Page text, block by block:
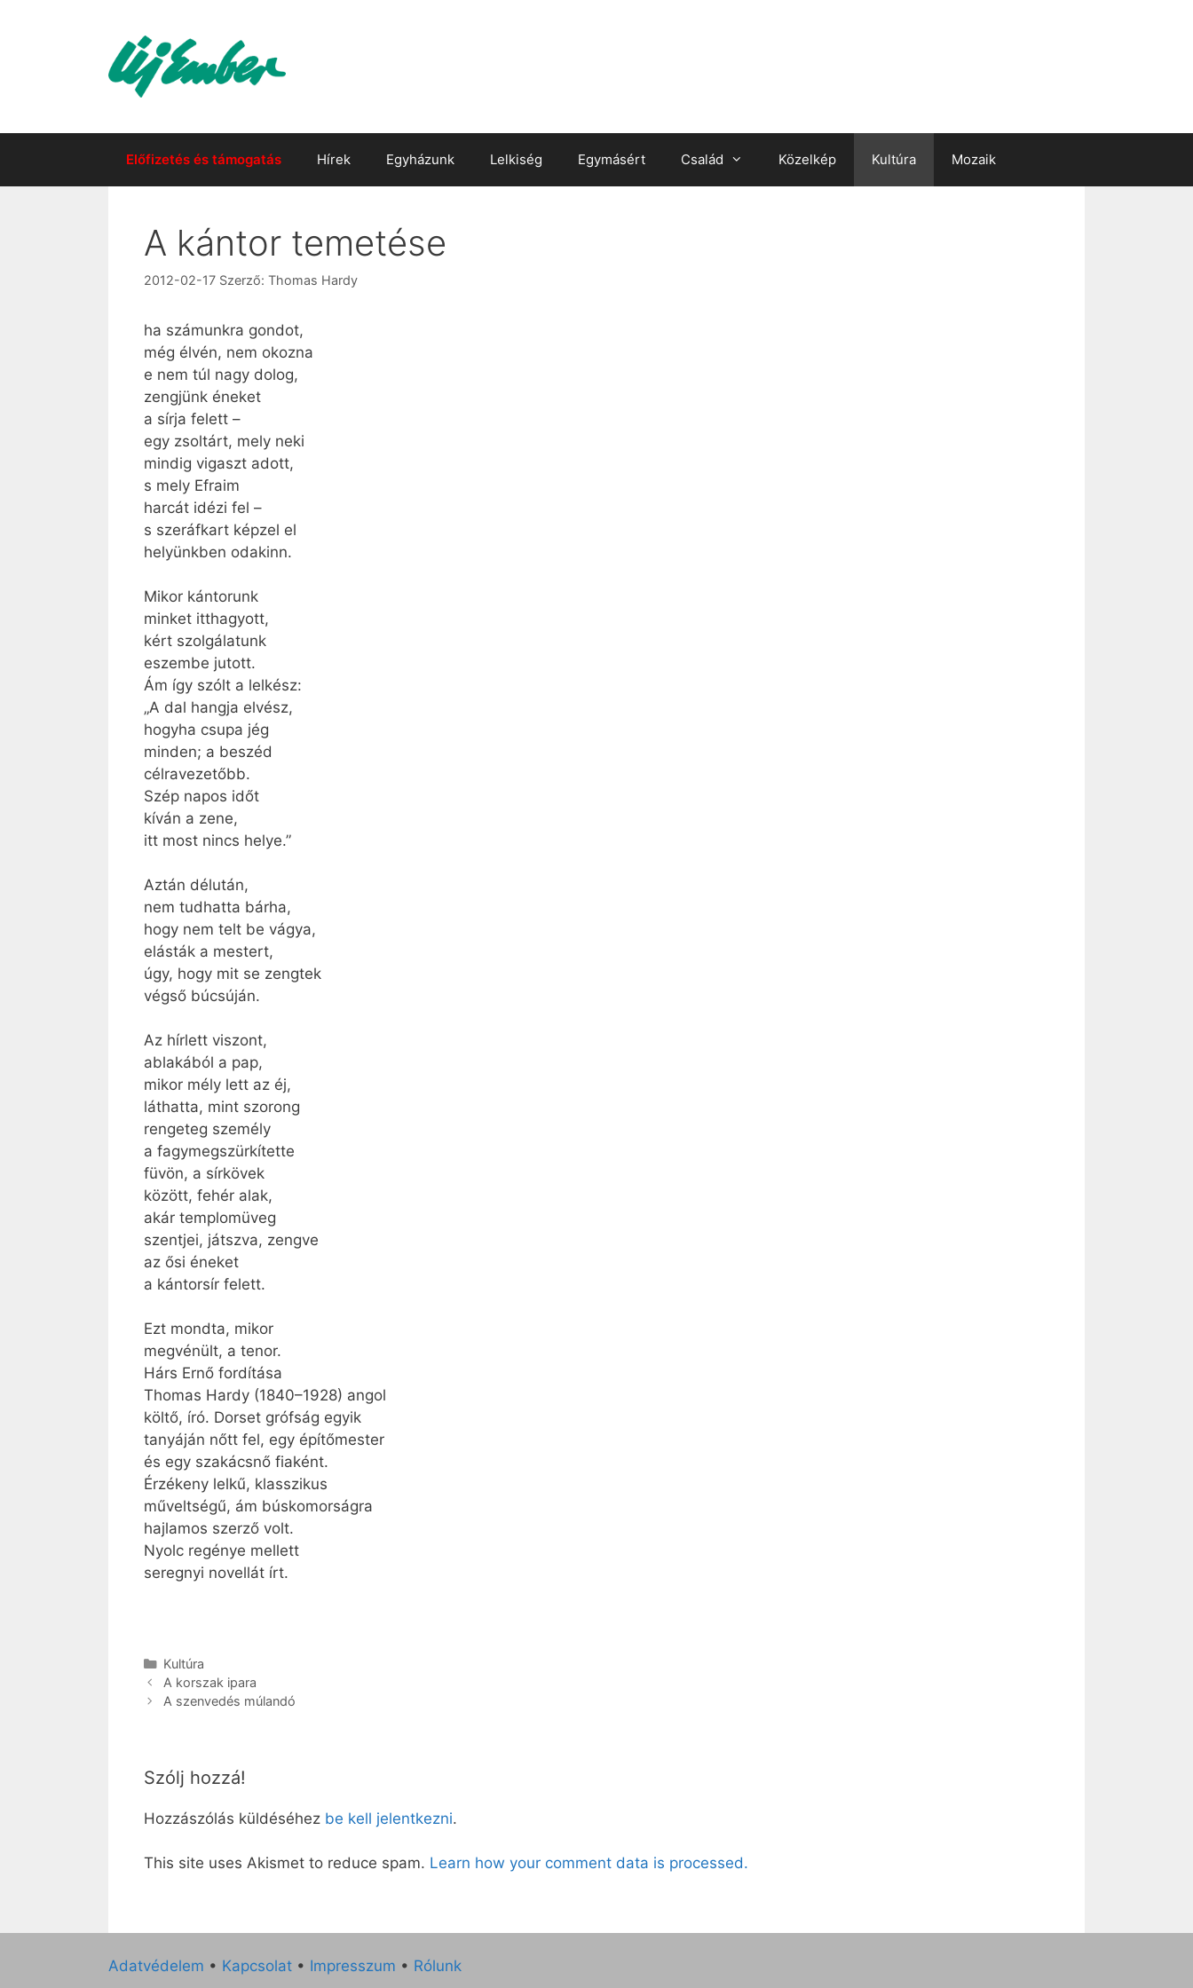
Előfizetés és támogatás Hírek Egyházunk Lelkiség Egymásért Család Közelkép Kultúra Mozaik
A kántor temetése
2012-02-17 Szerző: Thomas Hardy
ha számunkra gondot,
még élvén, nem okozna
e nem túl nagy dolog,
zengjünk éneket
a sírja felett –
egy zsoltárt, mely neki
mindig vigaszt adott,
s mely Efraim
harcát idézi fel –
s szeráfkart képzel el
helyünkben odakinn.
Mikor kántorunk
minket itthagyott,
kért szolgálatunk
eszembe jutott.
Ám így szólt a lelkész:
„A dal hangja elvész,
hogyha csupa jég
minden; a beszéd
célravezetőbb.
Szép napos időt
kíván a zene,
itt most nincs helye.”
Aztán délután,
nem tudhatta bárha,
hogy nem telt be vágya,
elásták a mestert,
úgy, hogy mit se zengtek
végső búcsúján.
Az hírlett viszont,
ablakából a pap,
mikor mély lett az éj,
láthatta, mint szorong
rengeteg személy
a fagymegszürkítette
füvön, a sírkövek
között, fehér alak,
akár templomüveg
szentjei, játszva, zengve
az ősi éneket
a kántorsír felett.
Ezt mondta, mikor
megvénült, a tenor.
Hárs Ernő fordítása
Thomas Hardy (1840–1928) angol
költő, író. Dorset grófság egyik
tanyáján nőtt fel, egy építőmester
és egy szakácsnő fiaként.
Érzékeny lelkű, klasszikus
műveltségű, ám búskomorságra
hajlamos szerző volt.
Nyolc regénye mellett
seregnyi novellát írt.
Kategória
Kultúra
A korszak ipara
A szenvedés múlandó
Szólj hozzá!
Hozzászólás küldéséhez be kell jelentkezni.
This site uses Akismet to reduce spam. Learn how your comment data is processed.
Adatvédelem • Kapcsolat • Impresszum • Rólunk